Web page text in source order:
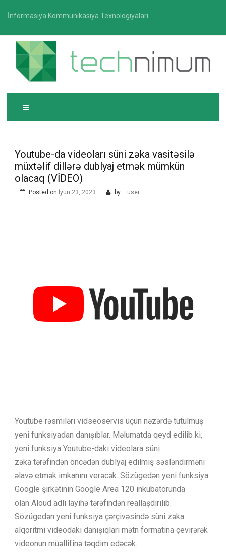
İnformasiya Kommunikasiya Texnologiyaları
TECHNIMUM
İnformasiya-kommunikasiya texnologiyaları üzrə
media platforması
Youtube-da videoları süni zəka vasitəsilə
müxtəlif dillərə dublyaj etmək mümkün
olacaq (VİDEO)
Posted on İyun 23, 2023 by user
Youtube rəsmiləri vidseoservis üçün nəzərdə tutulmuş
yeni funksiyadan danışıblar. Məlumatda qeyd edilib ki,
yeni funksiya Youtube-dakı videolara süni
zəka tərəfindən öncədən dublyaj edilmiş səsləndirməni
əlavə etmək imkanını verəcək. Sözügedən yeni funksiya
Google şirkətinin Google Area 120 inkubatorunda
olan Aloud adlı layihə tərəfindən reallaşdırılıb.
Sözügedən yeni funksiya çərçivəsində süni zəka
alqoritmi videodakı danışıqları mətn formatına çevirərək
videonun müəllifinə təqdim edəcək.